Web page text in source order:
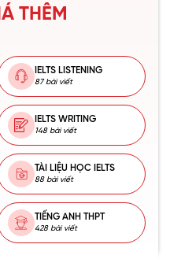
THÊM
IELTS LISTENING
87 bài viết
IELTS WRITING
148 bài viết
TÀI LIỆU HỌC IELTS
88 bài viết
TIẾNG ANH THPT
428 bài viết